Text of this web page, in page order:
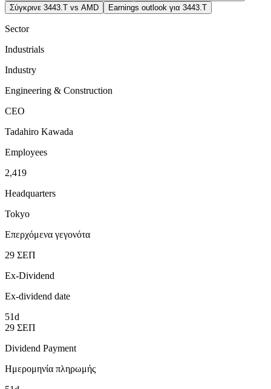
Σύγκρινε 3443.T vs AMD
Earnings outlook για 3443.T
Sector
Industrials
Industry
Engineering & Construction
CEO
Tadahiro Kawada
Employees
2,419
Headquarters
Tokyo
Επερχόμενα γεγονότα
29 ΣΕΠ
Ex-Dividend
Ex-dividend date
51d
29 ΣΕΠ
Dividend Payment
Ημερομηνία πληρωμής